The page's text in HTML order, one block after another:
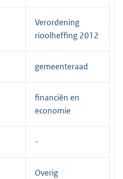
Verordening
rioolheffing 2012
gemeenteraad
financiën en
economie
Overig